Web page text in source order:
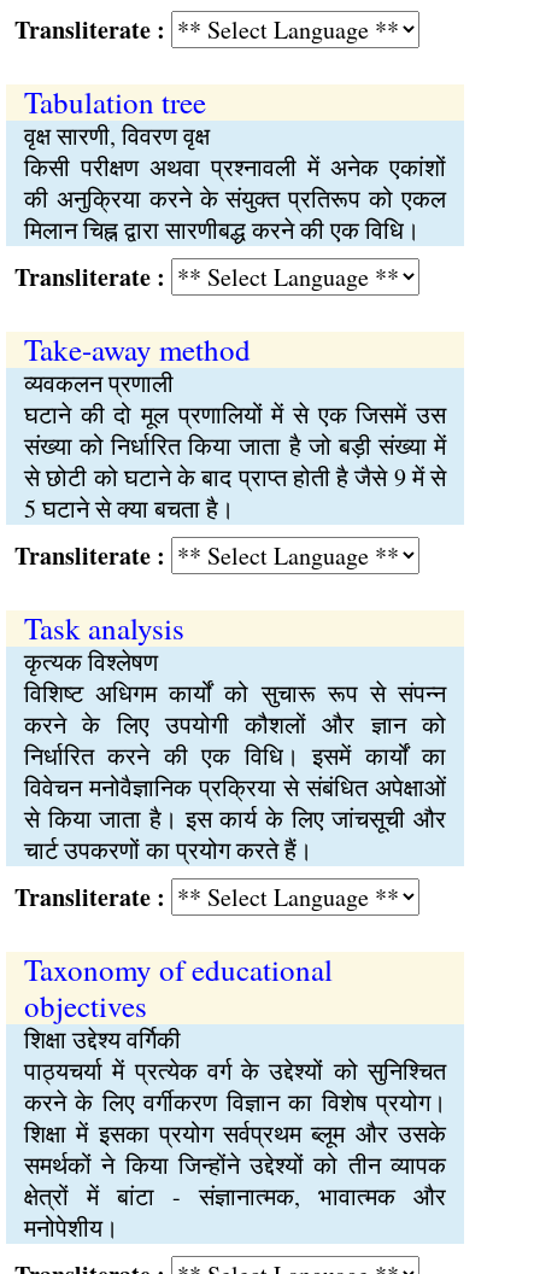
:
Tabulation tree
वृक्ष सारणी, विवरण वृक्ष
किसी परीक्षण अथवा प्रश्नावली में अनेक एकांशों
की अनुक्रिया करने के संयुक्त प्रतिरूप को एकल
मिलान चिह्न द्वारा सारणीबद्ध करने की एक विधि।
:
Take-away method
व्यवकलन प्रणाली
घटाने की दो मूल प्रणालियों में से एक जिसमें उस
संख्या को निर्धारित किया जाता है जो बड़ी संख्या में
से छोटी को घटाने के बाद प्राप्त होती है जैसे 9 में से
5 घटाने से क्या बचता है।
:
Task analysis
कृत्यक विश्लेषण
विशिष्ट अधिगम कार्यों को सुचारू रूप से संपन्न
करने के लिए उपयोगी कौशलों और ज्ञान को
निर्धारित करने की एक विधि। इसमें कार्यों का
विवेचन मनोवैज्ञानिक प्रक्रिया से संबंधित अपेक्षाओं
से किया जाता है। इस कार्य के लिए जांचसूची और
चार्ट उपकरणों का प्रयोग करते हैं।
:
Taxonomy of educational
objectives
शिक्षा उद्देश्य वर्गिकी
पाठ्यचर्या में प्रत्येक वर्ग के उद्देश्यों को सुनिश्चित
करने के लिए वर्गीकरण विज्ञान का विशेष प्रयोग।
शिक्षा में इसका प्रयोग सर्वप्रथम ब्लूम और उसके
समर्थकों ने किया जिन्होंने उद्देश्यों को तीन व्यापक
क्षेत्रों में बांटा - संज्ञानात्मक, भावात्मक और
मनोपेशीय।